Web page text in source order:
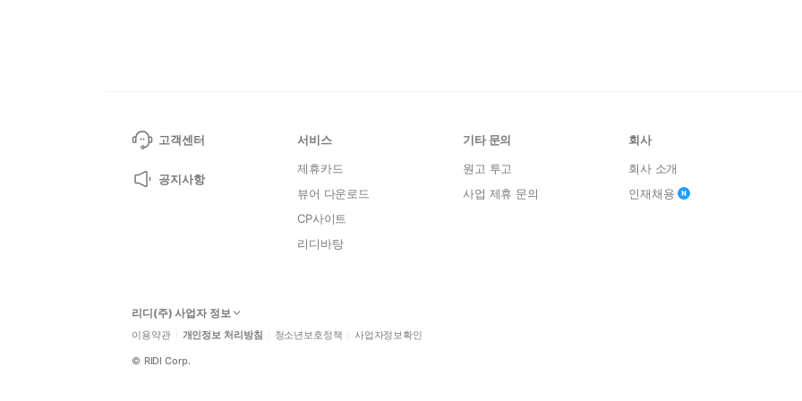
고객센터
공지사항
서비스
제휴카드
뷰어 다운로드
CP사이트
리디바탕
기타 문의
원고 투고
사업 제휴 문의
회사
회사 소개
인재채용
리디(주) 사업자 정보
이용약관 개인정보 처리방침 청소년보호정책 사업자정보확인
© RIDI Corp.